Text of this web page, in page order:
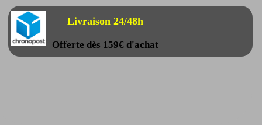
Livraison 24/48h
Offerte dès 159€ d'achat